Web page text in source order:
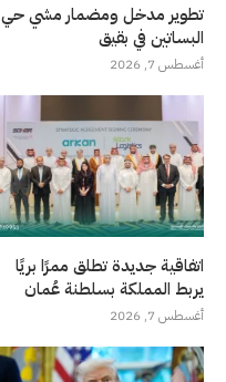
تطوير مدخل ومضمار مشي حي
البساتين في بقيق
أغسطس 7, 2026
اتفاقية جديدة تطلق ممرًا بريًا
يربط المملكة بسلطنة عُمان
أغسطس 7, 2026